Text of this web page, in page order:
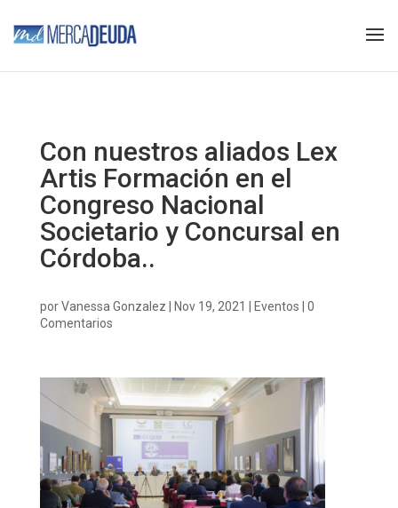
Con nuestros aliados Lex
Artis Formación en el
Congreso Nacional
Societario y Concursal en
Córdoba..
porVanessa Gonzalez Nov 19, 2021 Eventos
0
Comentarios